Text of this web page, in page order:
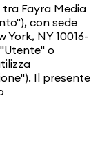
Fayra Media
con sede
York, NY 10016-
o
Il presente